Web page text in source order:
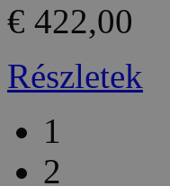
€ 422,00
Részletek
1
2